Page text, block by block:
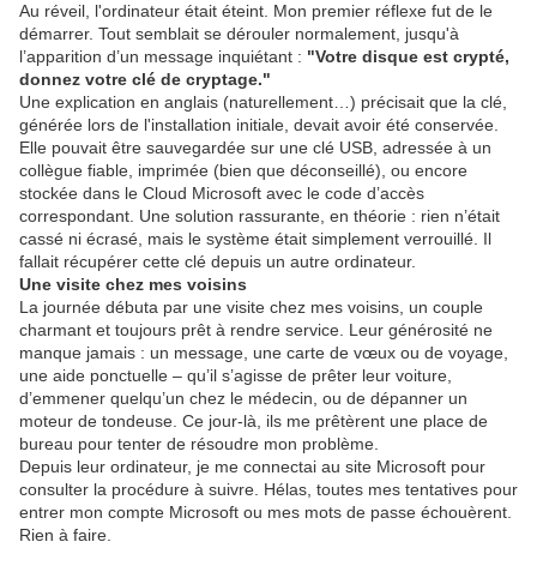
Au réveil, l'ordinateur était éteint. Mon premier réflexe fut de le
démarrer. Tout semblait se dérouler normalement, jusqu'à
l’apparition d’un message inquiétant : "Votre disque est crypté,
donnez votre clé de cryptage."
Une explication en anglais (naturellement…) précisait que la clé,
générée lors de l'installation initiale, devait avoir été conservée.
Elle pouvait être sauvegardée sur une clé USB, adressée à un
collègue fiable, imprimée (bien que déconseillé), ou encore
stockée dans le Cloud Microsoft avec le code d’accès
correspondant. Une solution rassurante, en théorie : rien n’était
cassé ni écrasé, mais le système était simplement verrouillé. Il
fallait récupérer cette clé depuis un autre ordinateur.
Une visite chez mes voisins
La journée débuta par une visite chez mes voisins, un couple
charmant et toujours prêt à rendre service. Leur générosité ne
manque jamais : un message, une carte de vœux ou de voyage,
une aide ponctuelle – qu’il s’agisse de prêter leur voiture,
d’emmener quelqu’un chez le médecin, ou de dépanner un
moteur de tondeuse. Ce jour-là, ils me prêtèrent une place de
bureau pour tenter de résoudre mon problème.
Depuis leur ordinateur, je me connectai au site Microsoft pour
consulter la procédure à suivre. Hélas, toutes mes tentatives pour
entrer mon compte Microsoft ou mes mots de passe échouèrent.
Rien à faire.